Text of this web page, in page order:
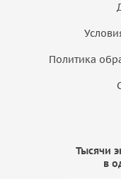
Политика
Тысячи
в